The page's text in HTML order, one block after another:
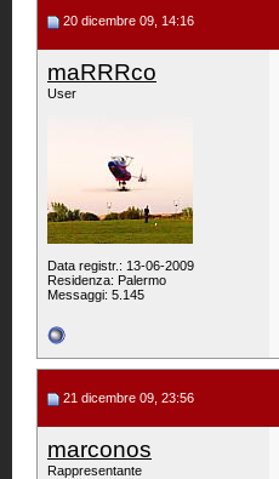
20 dicembre 09, 14:16
maRRRco
User
Data registr.: 13-06-2009
Residenza: Palermo
Messaggi: 5.145
21 dicembre 09, 23:56
marconos
Rappresentante